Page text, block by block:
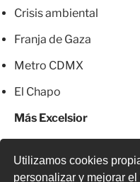
Utilizamos cookies
personalizar y mejorar
Crisis ambiental
Franja de Gaza
Metro CDMX
El Chapo
Más Excelsior